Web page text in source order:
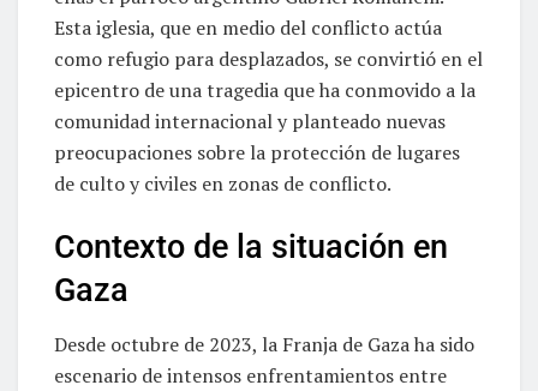
Esta iglesia, que en medio del conflicto actúa
como refugio para desplazados, se convirtió en el
epicentro de una tragedia que ha conmovido a la
comunidad internacional y planteado nuevas
preocupaciones sobre la protección de lugares
de culto y civiles en zonas de conflicto.
Contexto de la situación en
Gaza
Desde octubre de 2023, la Franja de Gaza ha sido
escenario de intensos enfrentamientos entre